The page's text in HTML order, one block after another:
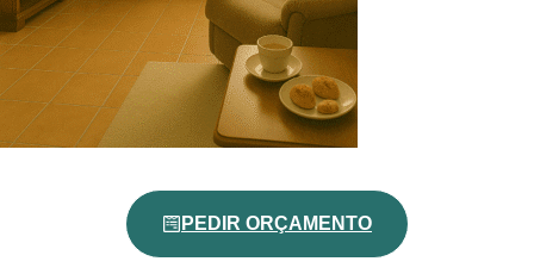
PEDIR ORÇAMENTO